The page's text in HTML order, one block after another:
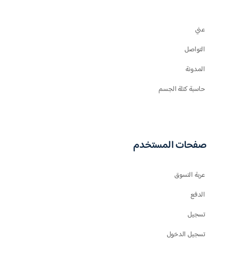
عني
التواصل
المدونة
حاسبة كتلة الجسم
صفحات المستخدم
عربة التسوق
الدفع
تسجيل
تسجيل الدخول